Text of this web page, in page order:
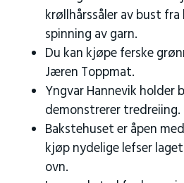
krøllhårssåler av bust fra
spinning av garn.
Du kan kjøpe ferske
Jæren Toppmat.
Yngvar Hannevik holder
demonstrerer tredreiing.
Bakstehuset er åpen
kjøp nydelige lefser
ovn.